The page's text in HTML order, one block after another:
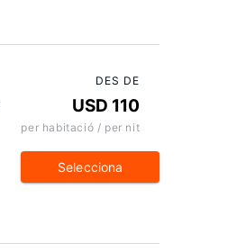
DES DE
USD 110
per habitació / per nit
Selecciona